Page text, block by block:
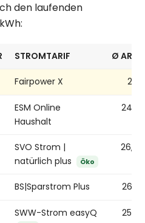
den laufenden
STROMTARIF Ø
Fairpower X
ESM Online
Haushalt
SVO Strom |
natürlich plus
Öko
BS|Sparstrom Plus
SWW-Strom easyQ